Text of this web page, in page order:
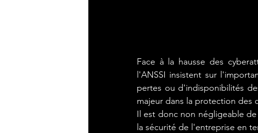
Face à la hausse des
l'ANSSI insistent sur
pertes ou d'indisponibilités
majeur dans la protection des
Il est donc non négligeable
la sécurité de l'entreprise en